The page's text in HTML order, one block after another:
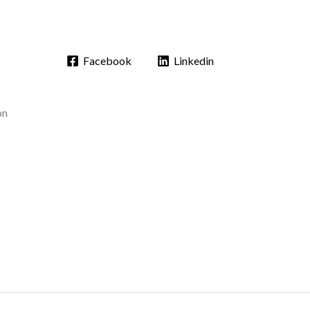
Facebook Linkedin